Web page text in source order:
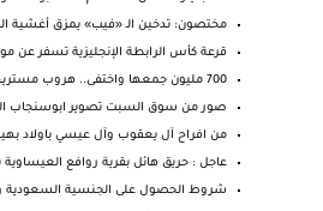
مختصون: تدخين الـ «فيب» يمزق أغشية
قرعة كأس الرابطة الإنجليزية تسفر عن
700 مليون جمعها واختفى.. هروب مستريح النقل الجماعي...
صور من سوق السبت تصوير ابوسنجاب
من افراح آل يعقوب وآل عيسي باولاد
عاجل : حريق هائل بقرية روافع العيساوية
شروط الحصول على الجنسية السعودية